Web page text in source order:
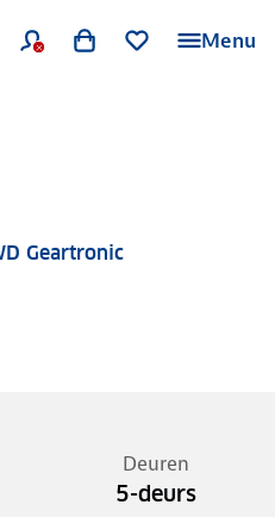
Menu
Geartronic
Deuren
5-deurs